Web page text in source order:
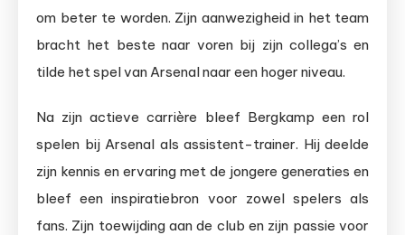
om beter te worden. Zijn aanwezigheid in het team
bracht het beste naar voren bij zijn collega’s en
tilde het spel van Arsenal naar een hoger niveau.
Na zijn actieve carrière bleef Bergkamp een rol
spelen bij Arsenal als assistent-trainer. Hij deelde
zijn kennis en ervaring met de jongere generaties en
bleef een inspiratiebron voor zowel spelers als
fans. Zijn toewijding aan de club en zijn passie voor